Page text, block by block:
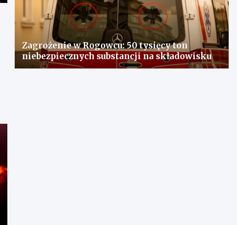
Zagrożenie w Rogowcu: 50 tysięcy ton
niebezpiecznych substancji na składowisku